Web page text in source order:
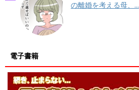
の離婚を考える母、...
電子書籍